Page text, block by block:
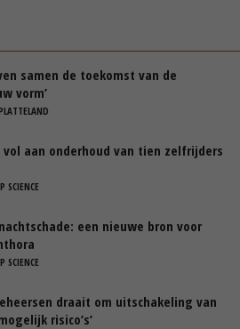
samen de toekomst van de
vorm’
vol aan onderhoud van tien zelfrijders
SCIENCE
een nieuwe bron voor
SCIENCE
draait om uitschakeling van
risico’s’